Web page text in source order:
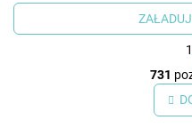
1
731